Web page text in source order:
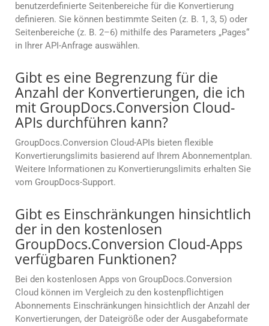
benutzerdefinierte Seitenbereiche für die Konvertierung
definieren. Sie können bestimmte Seiten (z. B. 1, 3, 5) oder
Seitenbereiche (z. B. 2–6) mithilfe des Parameters „Pages“
in Ihrer API-Anfrage auswählen.
Gibt es eine Begrenzung für die
Anzahl der Konvertierungen, die ich
mit GroupDocs.Conversion Cloud-
APIs durchführen kann?
GroupDocs.Conversion Cloud-APIs bieten flexible
Konvertierungslimits basierend auf Ihrem Abonnementplan.
Weitere Informationen zu Konvertierungslimits erhalten Sie
vom GroupDocs-Support.
Gibt es Einschränkungen hinsichtlich
der in den kostenlosen
GroupDocs.Conversion Cloud-Apps
verfügbaren Funktionen?
Bei den kostenlosen Apps von GroupDocs.Conversion
Cloud können im Vergleich zu den kostenpflichtigen
Abonnements Einschränkungen hinsichtlich der Anzahl der
Konvertierungen, der Dateigröße oder der Ausgabeformate